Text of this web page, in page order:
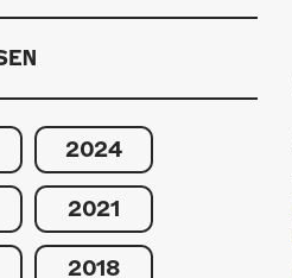
2024
2021
2018